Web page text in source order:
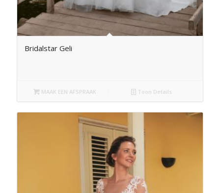
Bridalstar Geli
MAAK EEN AFSPRAAK Toon Details